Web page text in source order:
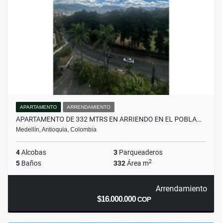
APARTAMENTO ARRENDAMIENTO
APARTAMENTO DE 332 MTRS EN ARRIENDO EN EL POBLA…
Medellín, Antioquia, Colombia
4Alcobas 3 Parqueaderos
5 Baños 332Área m2
Arrendamiento
$16.000.000COP